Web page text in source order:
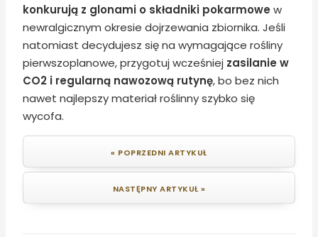
konkurują z glonami o składniki pokarmowe w
newralgicznym okresie dojrzewania zbiornika. Jeśli
natomiast decydujesz się na wymagające rośliny
pierwszoplanowe, przygotuj wcześniej zasilanie w
CO2 i regularną nawozową rutynę, bo bez nich
nawet najlepszy materiał roślinny szybko się
wycofa.
« POPRZEDNI ARTYKUŁ
NASTĘPNY ARTYKUŁ »